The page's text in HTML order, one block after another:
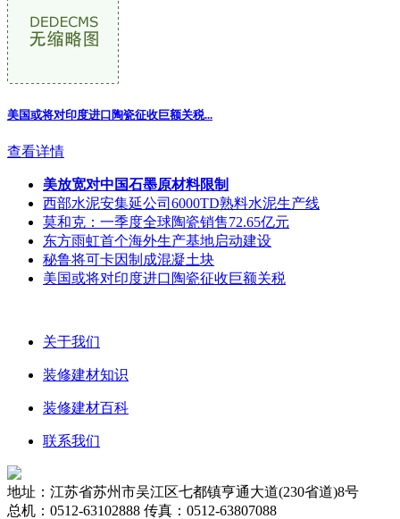
美国或将对印度进口陶瓷征收巨额关税...
查看详情
美放宽对中国石墨原材料限制
西部水泥安集延公司6000TD熟料水泥生产线
莫和克：一季度全球陶瓷销售72.65亿元
东方雨虹首个海外生产基地启动建设
秘鲁将可卡因制成混凝土块
美国或将对印度进口陶瓷征收巨额关税
关于我们
装修建材知识
装修建材百科
联系我们
地址：江苏省苏州市吴江区七都镇亨通大道(230省道)8号
总机：0512-63102888 传真：0512-63807088